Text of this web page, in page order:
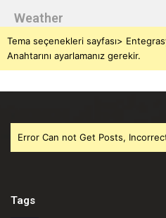
Weather
Tema seçenekleri sayfası>
Anahtarını ayarlamanız gerekir.
Error Can not Get Posts,
Tags